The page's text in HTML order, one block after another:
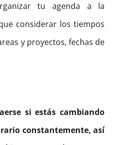
tu agenda a la
considerar los tiempos
y proyectos, fechas de
si estás cambiando
constantemente, así